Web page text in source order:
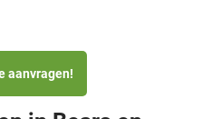
aanvragen!